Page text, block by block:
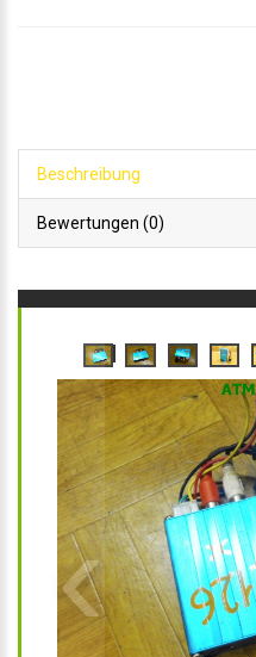
Beschreibung
Bewertungen (0)
‹